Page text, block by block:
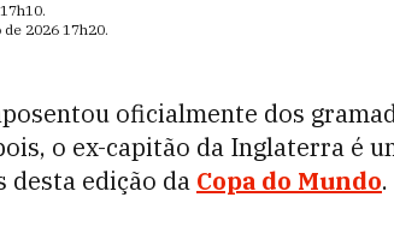
17h10.
de 2026 17h20.
oficialmente dos
o ex-capitão da Inglaterra é
edição da Copa do Mundo.